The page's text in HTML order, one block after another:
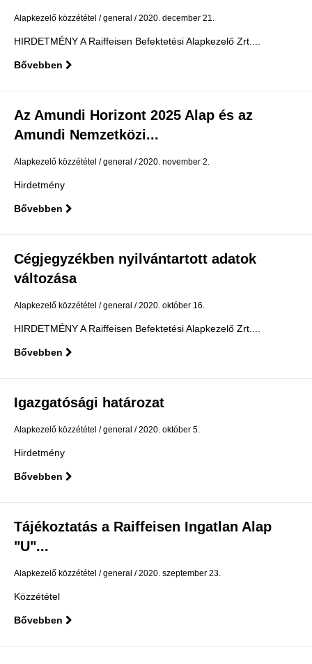
Alapkezelő közzététel general 2020. december 21.
HIRDETMÉNY A Raiffeisen Befektetési Alapkezelő Zrt....
Bővebben
Az Amundi Horizont 2025 Alap és az
Amundi Nemzetközi...
Alapkezelő közzététel general 2020. november 2.
Hirdetmény
Bővebben
Cégjegyzékben nyilvántartott adatok
változása
Alapkezelő közzététel general 2020. október 16.
HIRDETMÉNY A Raiffeisen Befektetési Alapkezelő Zrt....
Bővebben
Igazgatósági határozat
Alapkezelő közzététel general 2020. október 5.
Hirdetmény
Bővebben
Tájékoztatás a Raiffeisen Ingatlan Alap
"U"...
Alapkezelő közzététel general 2020. szeptember 23.
Közzététel
Bővebben